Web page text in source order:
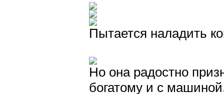
Пытается наладить
Но она радостно
богатому и с